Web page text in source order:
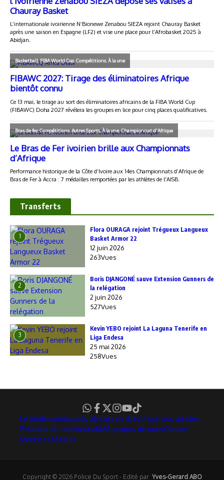
Transferts
1
Flora OURAGA rejoint Trégueux Langueux
Basket Armor 22
12 juin 2026
263Vues
2
Boris DJANGONÉ sauve Extension Gunners de
la relégation
2 juin 2026
527Vues
3
Kevin YEBO rejoint La Laguna Tenerife en
Liga Endesa
25 mai 2026
258Vues
Le média omnisports africain en directTous nos articles
Politique de confidentialitéÀ propos de nousContact
Mentions légales
Copyright © 2026 Police Du Sport - Edité par Yves-Gerard ABO